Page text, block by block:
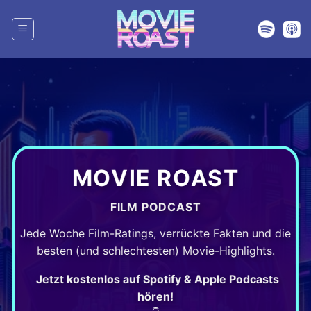
Inhalt
springen
MOVIE ROAST
FILM PODCAST
Jede Woche Film-Ratings, verrückte Fakten und die
besten (und schlechtesten) Movie-Highlights.
Jetzt kostenlos auf Spotify & Apple Podcasts
hören!